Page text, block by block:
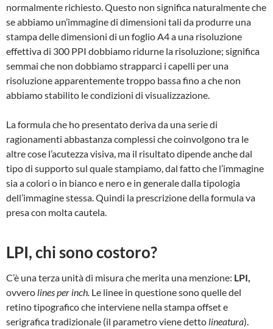
normalmente richiesto. Questo non significa naturalmente che
se abbiamo un’immagine di dimensioni tali da produrre una
stampa delle dimensioni di un foglio A4 a una risoluzione
effettiva di 300 PPI dobbiamo ridurne la risoluzione; significa
semmai che non dobbiamo strapparci i capelli per una
risoluzione apparentemente troppo bassa fino a che non
abbiamo stabilito le condizioni di visualizzazione.
La formula che ho presentato deriva da una serie di
ragionamenti abbastanza complessi che coinvolgono tra le
altre cose l’acutezza visiva, ma il risultato dipende anche dal
tipo di supporto sul quale stampiamo, dal fatto che l’immagine
sia a colori o in bianco e nero e in generale dalla tipologia
dell’immagine stessa. Quindi la prescrizione della formula va
presa con molta cautela.
LPI, chi sono costoro?
C’è una terza unità di misura che merita una menzione: LPI,
ovvero lines per inch. Le linee in questione sono quelle del
retino tipografico che interviene nella stampa offset e
serigrafica tradizionale (il parametro viene detto lineatura).